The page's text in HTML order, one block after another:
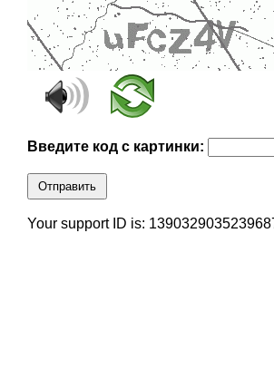
Введите код с картинки:
Отправить
Your support ID is: